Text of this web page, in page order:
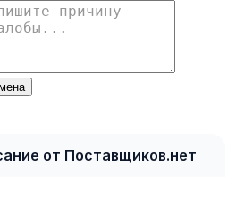
от Поставщиков.нет